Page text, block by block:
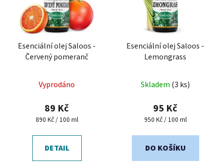
Esenciální olej Saloos -
Červený pomeranč
Vyprodáno
89 Kč
Měrná
890 Kč / 100 ml
DETAIL
Esenciální olej Saloos -
Lemongrass
Skladem (3 ks)
95 Kč
Měrná
950 Kč / 100 ml
DO KOŠÍKU